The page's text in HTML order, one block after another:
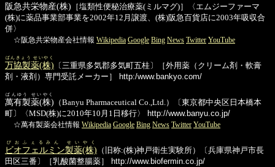
阪急共栄物産(株) ［塩類性便秘治療薬(ミルマグ)］〈エムジーファーマ
(株)に薬品事業部事業を2002年12月譲渡、(株)阪急百貨店に2003年吸収合
併〉
☆阪急共栄物産会社情報 Wikipedia Google Bing News Twitter YouTube
万協製薬(株)
ばんきょう せいやく
〔三重県多気郡多気町五桂〕［外用薬（クリーム剤・軟膏
剤・液剤）専門受託メーカー］
http:/www.bankyo.com/
萬有製薬(株)
ばんゆう せいやく
（Banyu Pharmaceutical Co.,Ltd.）〔東京都中央区日本橋本
町〕〈MSD(株)に2010年10月1日移行〉
http://www.banyu.co.jp/
☆萬有製薬会社情報 Wikipedia Google Bing News Twitter YouTube
ビオフェルミン製薬(株)
びおふぇるみん せいやく
（旧称:(株)神戸衛生実験所）〔兵庫県神戸市長
田区三番〕［乳酸菌整腸薬］
http://www.biofermin.co.jp/